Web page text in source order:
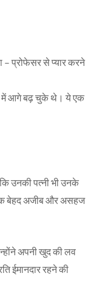
– प्रोफेसर से प्यार करने
में आगे बढ़ चुके थे। ये एक
उनकी पत्नी भी उनके
बेहद अजीब और असहज
अपनी खुद की लव
ईमानदार रहने की